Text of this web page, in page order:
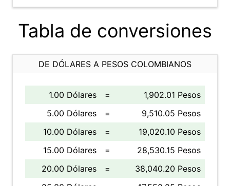
Tabla de conversiones
DE DÓLARES A PESOS COLOMBIANOS
1.00 Dólares =
1,902.01 Pesos
5.00 Dólares
=
9,510.05 Pesos
10.00 Dólares
=
19,020.10 Pesos
15.00 Dólares
=
28,530.15 Pesos
20.00 Dólares
=
38,040.20 Pesos